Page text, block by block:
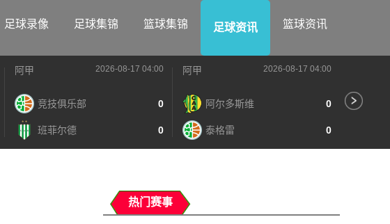
足球录像 足球集锦 篮球集锦 足球资讯 篮球资讯
阿甲 2026-08-17 04:00
竞技俱乐部 0
班菲尔德 0
阿甲 2026-08-17 04:00
阿尔多斯维 0
泰格雷 0
热门赛事